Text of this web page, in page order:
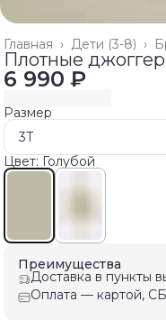
Дети (3-8) ›
Главная ›
Плотные
6 990 ₽
Размер
3T
Цвет: Голубой
Преимущества
Доставка в пункты
Оплата — картой,